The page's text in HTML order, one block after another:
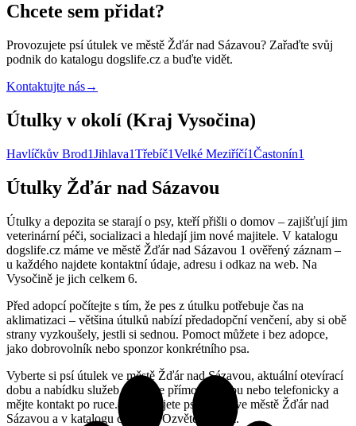
Chcete sem přidat?
Provozujete psí útulek ve městě Žďár nad Sázavou? Zařaďte svůj
podnik do katalogu dogslife.cz a buďte vidět.
Kontaktujte nás→
Útulky v okolí (Kraj Vysočina)
Havlíčkův Brod1Jihlava1Třebíč1Velké Meziříčí1Častonín1
Útulky Žďár nad Sázavou
Útulky a depozita se starají o psy, kteří přišli o domov – zajišťují jim
veterinární péči, socializaci a hledají jim nové majitele. V katalogu
dogslife.cz máme ve městě Žďár nad Sázavou 1 ověřený záznam –
u každého najdete kontaktní údaje, adresu i odkaz na web. Na
Vysočině je jich celkem 6.
Před adopcí počítejte s tím, že pes z útulku potřebuje čas na
aklimatizaci – většina útulků nabízí předadopční venčení, aby si obě
strany vyzkoušely, jestli si sednou. Pomoct můžete i bez adopce,
jako dobrovolník nebo sponzor konkrétního psa.
Vyberte si psí útulek ve městě Žďár nad Sázavou, aktuální otevírací
dobu a nabídku služeb si ověřte přímo na webu nebo telefonicky a
mějte kontakt po ruce. Provozujete psí útulek ve městě Žďár nad
Sázavou a v katalogu chybíte? Ozvěte se nám.